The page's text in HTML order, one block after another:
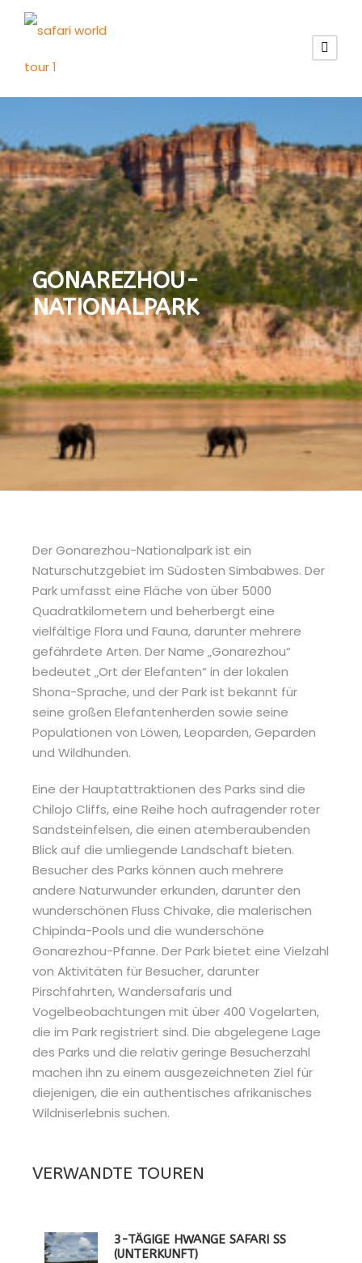
GONAREZHOU-
NATIONALPARK
Der Gonarezhou-Nationalpark ist ein
Naturschutzgebiet im Südosten Simbabwes. Der
Park umfasst eine Fläche von über 5000
Quadratkilometern und beherbergt eine
vielfältige Flora und Fauna, darunter mehrere
gefährdete Arten. Der Name „Gonarezhou“
bedeutet „Ort der Elefanten“ in der lokalen
Shona-Sprache, und der Park ist bekannt für
seine großen Elefantenherden sowie seine
Populationen von Löwen, Leoparden, Geparden
und Wildhunden.
Eine der Hauptattraktionen des Parks sind die
Chilojo Cliffs, eine Reihe hoch aufragender roter
Sandsteinfelsen, die einen atemberaubenden
Blick auf die umliegende Landschaft bieten.
Besucher des Parks können auch mehrere
andere Naturwunder erkunden, darunter den
wunderschönen Fluss Chivake, die malerischen
Chipinda-Pools und die wunderschöne
Gonarezhou-Pfanne. Der Park bietet eine Vielzahl
von Aktivitäten für Besucher, darunter
Pirschfahrten, Wandersafaris und
Vogelbeobachtungen mit über 400 Vogelarten,
die im Park registriert sind. Die abgelegene Lage
des Parks und die relativ geringe Besucherzahl
machen ihn zu einem ausgezeichneten Ziel für
diejenigen, die ein authentisches afrikanisches
Wildniserlebnis suchen.
VERWANDTE TOUREN
3-TÄGIGE HWANGE SAFARI SS
(UNTERKUNFT)